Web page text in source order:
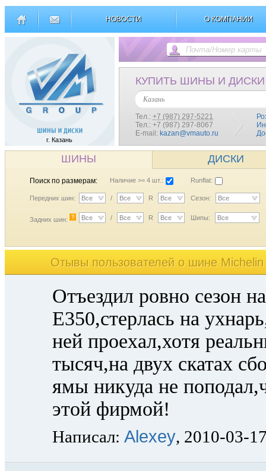
НОВОСТИ О КОМПАНИИ
г. Казань
КУПИТЬ ШИНЫ И ДИСКИ
Казань
Тел.: +7 (987) 297-5221
Тел.: +7 (987) 297-8067
E-mail: kazan@vmauto.ru
ШИНЫ ДИСКИ
Поиск по размерам: Наличие >= 4 шт.: Runflat:
Передних шин: Все / Все R Все Сезон: Все
Задних шин: ? Все / Все R Все Шипы: Все
Отывы пользователей o шине
Отъездил ровно сезон
Е350,стерлась на
ней проехал,хотя
тысяч,на двух скатах
ямы никуда не
этой фирмой!
Написал: Alexey, 2010-03-